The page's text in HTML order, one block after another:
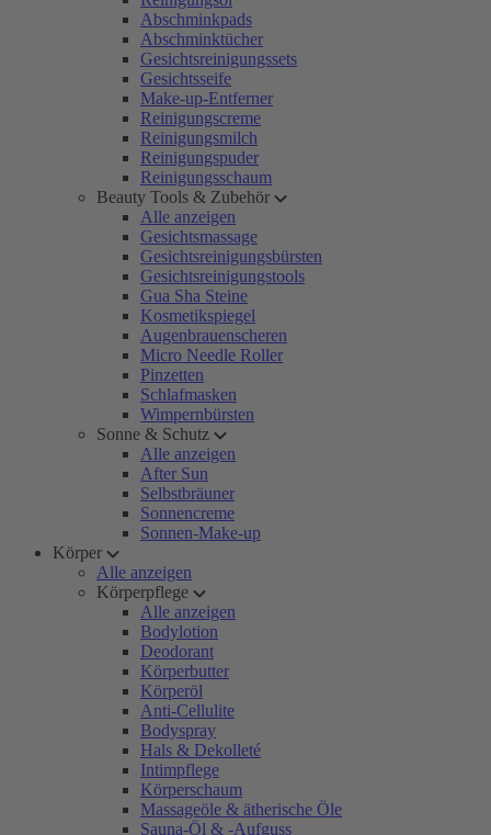
Abschminkpads
Abschminktücher
Gesichtsreinigungssets
Gesichtsseife
Make-up-Entferner
Reinigungscreme
Reinigungsmilch
Reinigungspuder
Reinigungsschaum
Beauty Tools & Zubehör
Alle anzeigen
Gesichtsmassage
Gesichtsreinigungsbürsten
Gesichtsreinigungstools
Gua Sha Steine
Kosmetikspiegel
Augenbrauenscheren
Micro Needle Roller
Pinzetten
Schlafmasken
Wimpernbürsten
Sonne & Schutz
Alle anzeigen
After Sun
Selbstbräuner
Sonnencreme
Sonnen-Make-up
Körper
Alle anzeigen
Körperpflege
Alle anzeigen
Bodylotion
Deodorant
Körperbutter
Körperöl
Anti-Cellulite
Bodyspray
Hals & Dekolleté
Intimpflege
Körperschaum
Massageöle & ätherische Öle
Sauna-Öl & -Aufguss